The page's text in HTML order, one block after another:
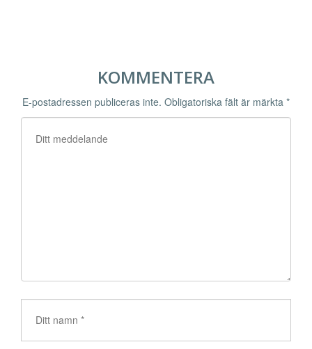
KOMMENTERA
E-postadressen publiceras inte. Obligatoriska fält är märkta *